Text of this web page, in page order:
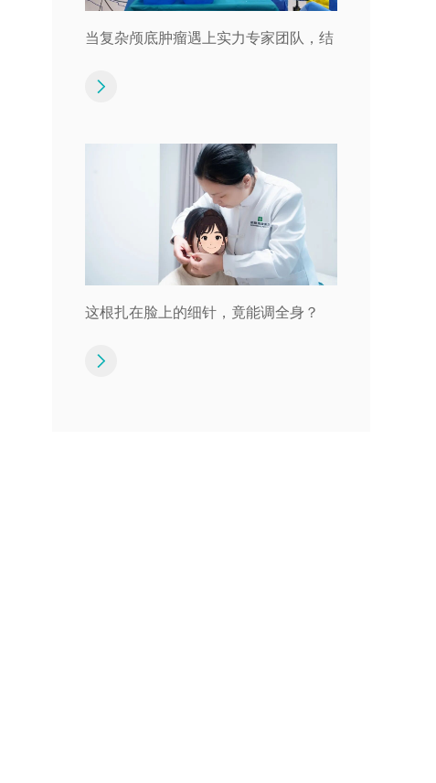
当复杂颅底肿瘤遇上实力专家团队，结
这根扎在脸上的细针，竟能调全身？